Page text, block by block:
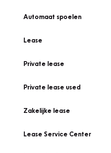
Automaat spoelen
Lease
Private lease
Private lease used
Zakelijke lease
Lease Service Center